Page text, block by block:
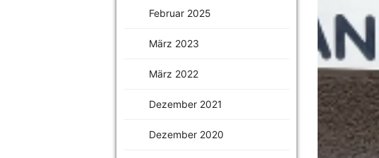
Februar 2025
März 2023
März 2022
Dezember 2021
Dezember 2020